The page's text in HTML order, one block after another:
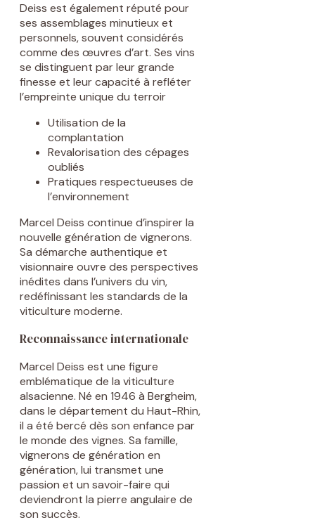
Deiss est également réputé pour
ses assemblages minutieux et
personnels, souvent considérés
comme des œuvres d’art. Ses vins
se distinguent par leur grande
finesse et leur capacité à refléter
l’empreinte unique du terroir
Utilisation de la
complantation
Revalorisation des cépages
oubliés
Pratiques respectueuses de
l’environnement
Marcel Deiss continue d’inspirer la
nouvelle génération de vignerons.
Sa démarche authentique et
visionnaire ouvre des perspectives
inédites dans l’univers du vin,
redéfinissant les standards de la
viticulture moderne.
Reconnaissance internationale
Marcel Deiss est une figure
emblématique de la viticulture
alsacienne. Né en 1946 à Bergheim,
dans le département du Haut-Rhin,
il a été bercé dès son enfance par
le monde des vignes. Sa famille,
vignerons de génération en
génération, lui transmet une
passion et un savoir-faire qui
deviendront la pierre angulaire de
son succès.